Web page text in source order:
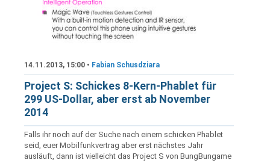
14.11.2013, 15:00 • Fabian Schusdziara
Project S: Schickes 8-Kern-Phablet für
299 US-Dollar, aber erst ab November
2014
Falls ihr noch auf der Suche nach einem schicken Phablet
seid, euer Mobilfunkvertrag aber erst nächstes Jahr
ausläuft, dann ist vielleicht das Project S von BungBungame